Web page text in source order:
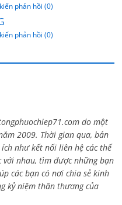
phản hồi (0)
phản hồi (0)
do một
2009. Thời gian qua, bản
như kết nối liên hệ các thế
với nhau, tìm được những bạn
các bạn có nơi chia sẻ kinh
kỷ niệm thân thương của